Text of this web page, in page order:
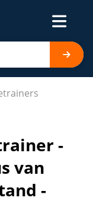
8 niveaus van
-
van
-